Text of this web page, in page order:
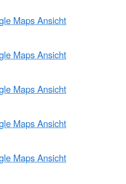
Maps Ansicht
Maps Ansicht
Maps Ansicht
Maps Ansicht
Maps Ansicht